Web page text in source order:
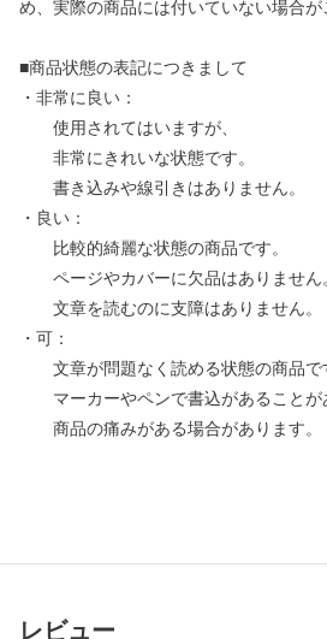
め、実際の商品には付いていない場合が
■商品状態の表記につきまして
・非常に良い：
使用されてはいますが、
非常にきれいな状態です。
書き込みや線引きはありません。
・良い：
比較的綺麗な状態の商品です。
ページやカバーに欠品はありません
文章を読むのに支障はありません。
・可：
文章が問題なく読める状態の商品で
マーカーやペンで書込があることが
商品の痛みがある場合があります。
レビュー